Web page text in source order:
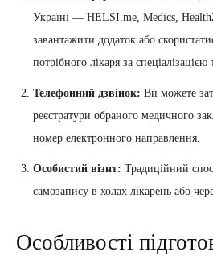
Україні — HELSI.me, Medics,
завантажити додаток або
потрібного лікаря за
Телефонний дзвінок: Ви можете
реєстратури обраного медичного
номер електронного направлення.
Особистий візит: Традиційний
самозапису в холах лікарень або
Особливості